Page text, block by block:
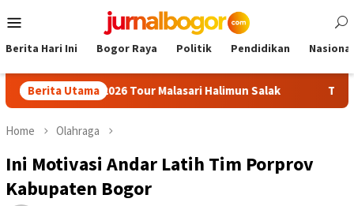
to
Menu
Berita Hari Ini Bogor Raya Politik Pendidikan Nasional
Berita Utama
Cup 2026 Tour Malasari Halimun Salak Tour Malasari
Home Olahraga
Ini Motivasi Andar Latih Tim Porprov
Kabupaten Bogor